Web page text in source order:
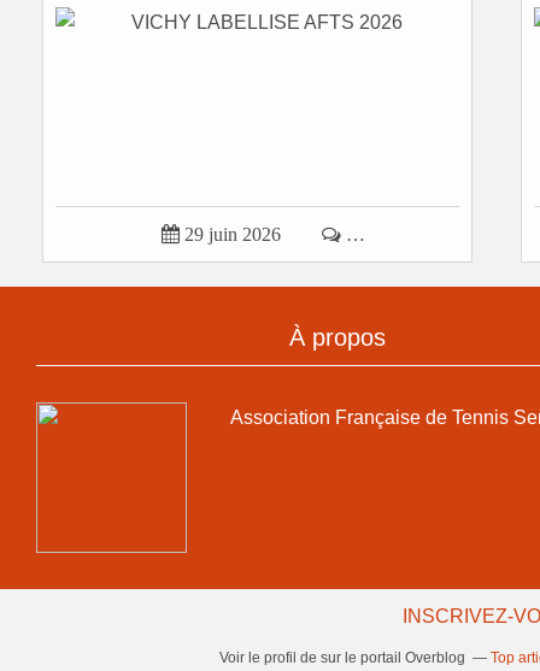
 29 juin 2026  …
À propos
Association Française de Tennis
INSCRIVEZ-
Voir le profil de sur le portail Overblog Top